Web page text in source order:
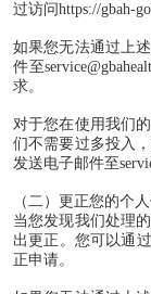
过访问https://gbah-
如果您无法通过上
件至
求。
对于您在使用我们
们不需要过多投入
发送电子邮件至
（二）更正您的个
当您发现我们处理
出更正。您可以通
正申请。